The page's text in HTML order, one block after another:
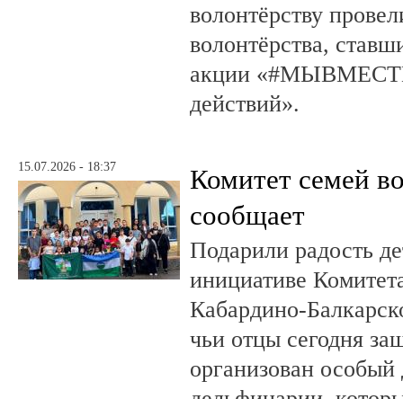
волонтёрству
волонтёрства,
акции
действий».
15.07.2026 - 18:37
Комитет семей
сообщает
Подарили радость
инициативе
Кабардино-
чьи отцы сегодня
организован